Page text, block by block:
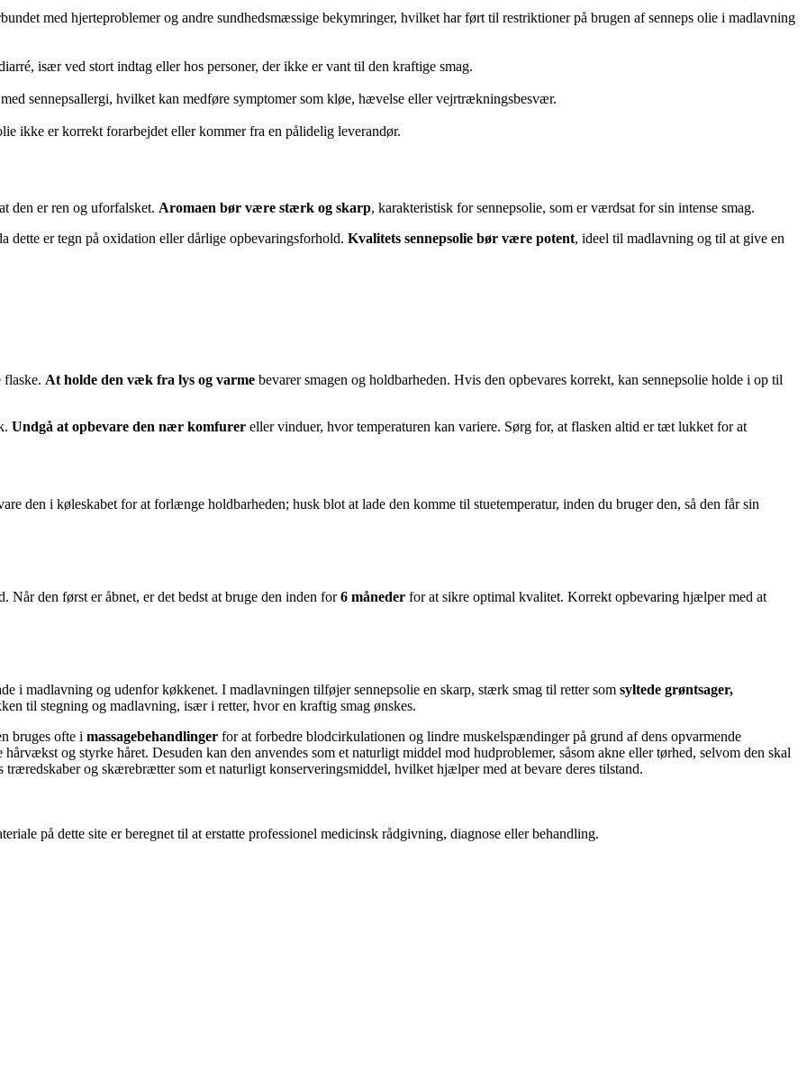
med hjerteproblemer og andre sundhedsmæssige bekymringer, hvilket har ført til restriktioner på brugen af senneps olie i madlavning
især ved stort indtag eller hos personer, der ikke er vant til den kraftige smag.
sennepsallergi, hvilket kan medføre symptomer som kløe, hævelse eller vejrtrækningsbesvær.
ikke er korrekt forarbejdet eller kommer fra en pålidelig leverandør.
den er ren og uforfalsket. Aromaen bør være stærk og skarp, karakteristisk for sennepsolie, som er værdsat for sin intense smag.
dette er tegn på oxidation eller dårlige opbevaringsforhold. Kvalitets sennepsolie bør være potent, ideel til madlavning og til at give en
flaske. At holde den væk fra lys og varme bevarer smagen og holdbarheden. Hvis den opbevares korrekt, kan sennepsolie holde i op til
Undgå at opbevare den nær komfurer eller vinduer, hvor temperaturen kan variere. Sørg for, at flasken altid er tæt lukket for at
den i køleskabet for at forlænge holdbarheden; husk blot at lade den komme til stuetemperatur, inden du bruger den, så den får sin
Når den først er åbnet, er det bedst at bruge den inden for6 måneder for at sikre optimal kvalitet. Korrekt opbevaring hjælper med at
i madlavning og udenfor køkkenet. I madlavningen tilføjer sennepsolie en skarp, stærk smag til retter som syltede grøntsager,
til stegning og madlavning, især i retter, hvor en kraftig smag ønskes.
bruges ofte i massagebehandlinger for at forbedre blodcirkulationen og lindre muskelspændinger på grund af dens opvarmende
og styrke håret. Desuden kan den anvendes som et naturligt middel mod hudproblemer, såsom akne eller tørhed, selvom den skal
træredskaber og skærebrætter som et naturligt konserveringsmiddel, hvilket hjælper med at bevare deres tilstand.
på dette site er beregnet til at erstatte professionel medicinsk rådgivning, diagnose eller behandling.